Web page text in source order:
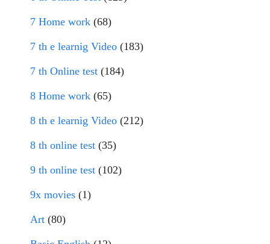
7 Home work (68)
7 th e learnig Video (183)
7 th Online test (184)
8 Home work (65)
8 th e learnig Video (212)
8 th online test (35)
9 th online test (102)
9x movies (1)
Art (80)